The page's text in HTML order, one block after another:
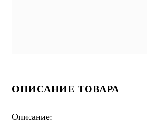
ОПИСАНИЕ ТОВАРА
Описание: